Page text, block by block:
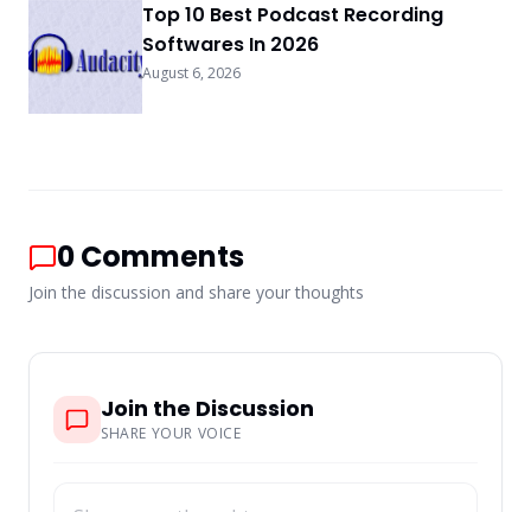
Top 10 Best Podcast Recording
Softwares In 2026
August 6, 2026
0Comments
Join the discussion and share your thoughts
Join the Discussion
SHARE YOUR VOICE